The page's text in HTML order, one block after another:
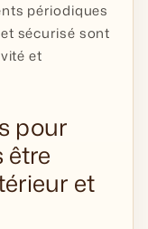
périodiques
sécurisé sont
et
pour
être
et